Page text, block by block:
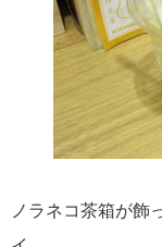
ノラネコ茶箱が飾